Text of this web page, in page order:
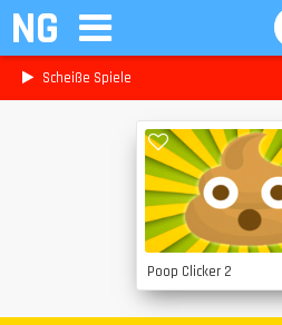
NG
Scheiße Spiele
Poop Clicker 2